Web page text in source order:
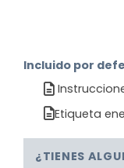
Incluido por
Etiqueta
¿TIENES